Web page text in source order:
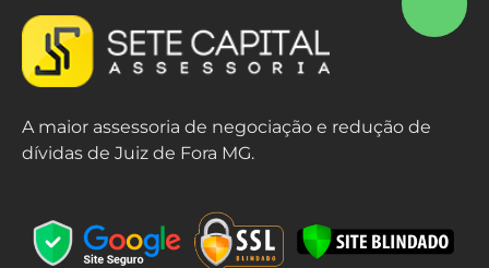
A maior assessoria de negociação e redução de
dívidas de Juiz de Fora MG.